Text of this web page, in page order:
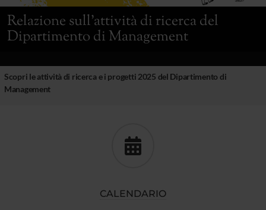
Relazione sull’attività di ricerca del
Dipartimento di Management
Scopri le attività di ricerca e i progetti 2025 del Dipartimento di
Management
CALENDARIO